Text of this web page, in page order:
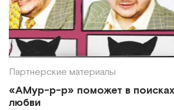
Партнерские материалы
«АМур-р-р» поможет в
любви